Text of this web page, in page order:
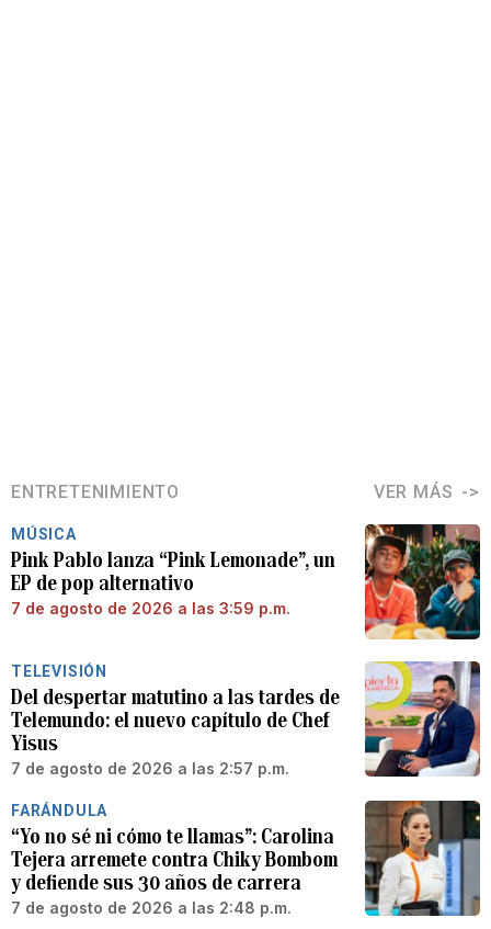
ENTRETENIMIENTO VER MÁS
MÚSICA
Pink Pablo lanza “Pink Lemonade”, un
EP de pop alternativo
7 de agosto de 2026 a las 3:59 p.m.
TELEVISIÓN
Del despertar matutino a las tardes de
Telemundo: el nuevo capítulo de Chef
Yisus
7 de agosto de 2026 a las 2:57 p.m.
FARÁNDULA
“Yo no sé ni cómo te llamas”: Carolina
Tejera arremete contra Chiky Bombom
y defiende sus 30 años de carrera
7 de agosto de 2026 a las 2:48 p.m.